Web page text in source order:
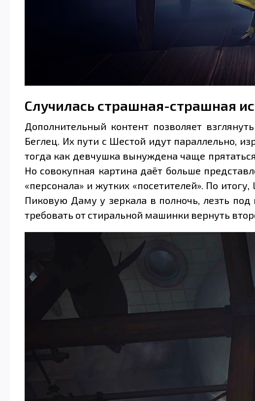
Случилась страшная-страшная
Дополнительный контент позволяет
Беглец. Их пути с Шестой идут параллельно,
тогда как девчушка вынуждена чаще
Но совокупная картина даёт больше
«персонала» и жутких «посетителей». По
Пиковую Даму у зеркала в полночь, лезть
требовать от стиральной машинки вернуть